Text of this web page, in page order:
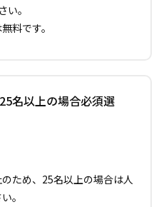
。
料です。
名以上の場合必須選
ため、25名以上の場合は人
。